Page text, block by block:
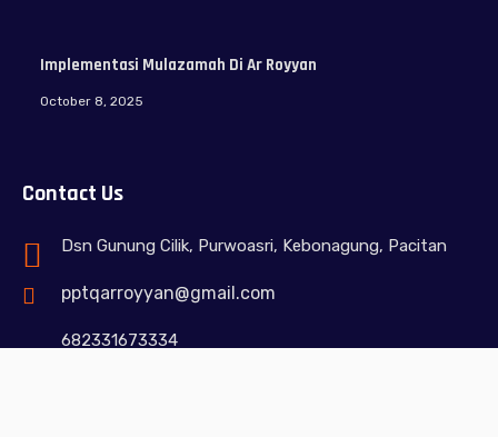
Implementasi Mulazamah Di Ar Royyan
October 8, 2025
Contact Us
Dsn Gunung Cilik, Purwoasri, Kebonagung, Pacitan
pptqarroyyan@gmail.com
682331673334